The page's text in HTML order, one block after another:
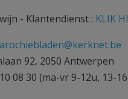
- Klantendienst : KLIK
92, 2050 Antwerpen
08 30 (ma-vr 9-12u, 13-